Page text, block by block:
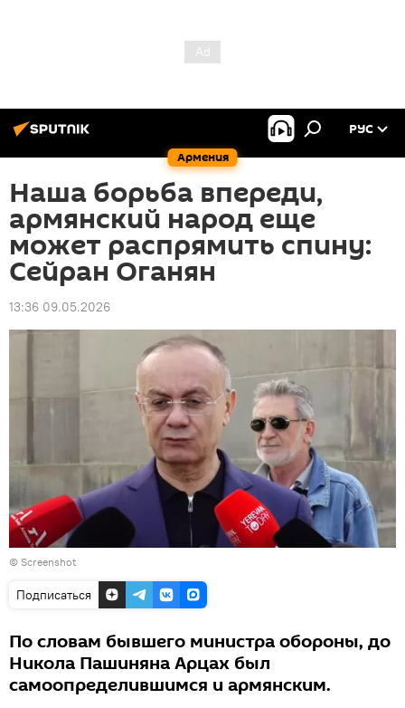
Армения
РУС
Наша борьба впереди,
армянский народ еще
может распрямить спину:
Сейран Оганян
13:36 09.05.2026
© Screenshot
Подписаться
По словам бывшего министра обороны, до
Никола Пашиняна Арцах был
самоопределившимся и армянским.